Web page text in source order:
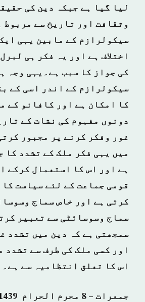
لیا گیا ہے جبکہ دین کی
وثقافت اور تاریخ سے مربوط
سیکولرازم کے مابین یہی
اختلاف ہے اور یہ فکر ہی
کی جواز کا سبب ہے۔یہی وجہ
سیکولرازم کے اندر اسی کے
کا امکان ہے اور کافانو کے
دونوں مفہوم کی نشات کے
غور وفکر کرنے پر مجبور
میں یہی فکر ملک کے تشدد کا
ہے اور اس کا استعمال کرکے
قومی جماعت کے لئے سیاست
کرتی ہے اور خاص سماج
سماج وسوسائٹی سے تعبیر
سمجھتی ہے کہ دین میں تشدد
اور کسی ملک کی طرف سے تشدد
اس کا تعلق انتظامیہ سے ہے۔